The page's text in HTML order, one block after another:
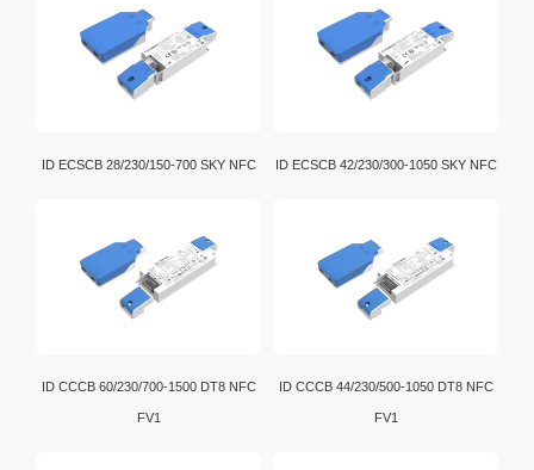
ID ECSCB 28/230/150-700 SKY NFC ID ECSCB 42/230/300-1050 SKY NFC
ID CCCB 60/230/700-1500 DT8 NFC
FV1
ID CCCB 44/230/500-1050 DT8 NFC
FV1